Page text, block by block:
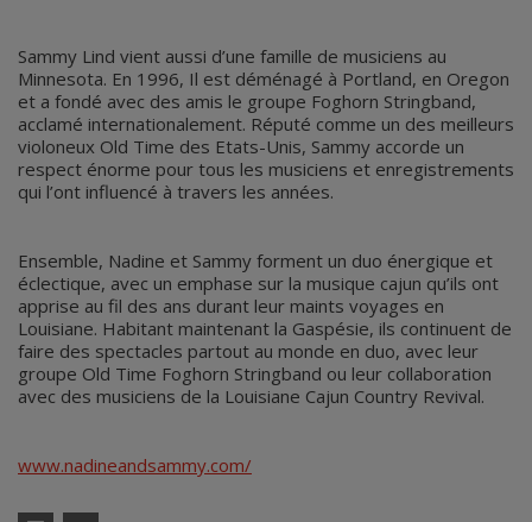
Sammy Lind vient aussi d’une famille de musiciens au
Minnesota. En 1996, Il est déménagé à Portland, en Oregon
et a fondé avec des amis le groupe Foghorn Stringband,
acclamé internationalement. Réputé comme un des meilleurs
violoneux Old Time des Etats-Unis, Sammy accorde un
respect énorme pour tous les musiciens et enregistrements
qui l’ont influencé à travers les années.
Ensemble, Nadine et Sammy forment un duo énergique et
éclectique, avec un emphase sur la musique cajun qu’ils ont
apprise au fil des ans durant leur maints voyages en
Louisiane. Habitant maintenant la Gaspésie, ils continuent de
faire des spectacles partout au monde en duo, avec leur
groupe Old Time Foghorn Stringband ou leur collaboration
avec des musiciens de la Louisiane Cajun Country Revival.
www.nadineandsammy.com/